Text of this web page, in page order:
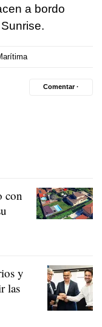
a bordo
Comentar ·
con
y
las